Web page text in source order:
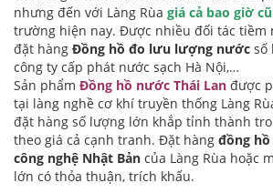
nhưng đến với Làng Rùa giá cả bao giờ
trường hiện nay. Được nhiều đối tác tiềm
đặt hàng Đồng hồ đo lưu lượng nước số
công ty cấp phát nước sạch Hà Nội,…
Sản phẩm Đồng hồ nước Thái Lan được
tại làng nghề cơ khí truyền thống Làng
đặt hàng số lượng lớn khắp tỉnh thành
theo giá cả cạnh tranh. Đặt hàng đồng
công nghệ Nhật Bản của Làng Rùa hoặc
lớn có thỏa thuận, trích khấu.